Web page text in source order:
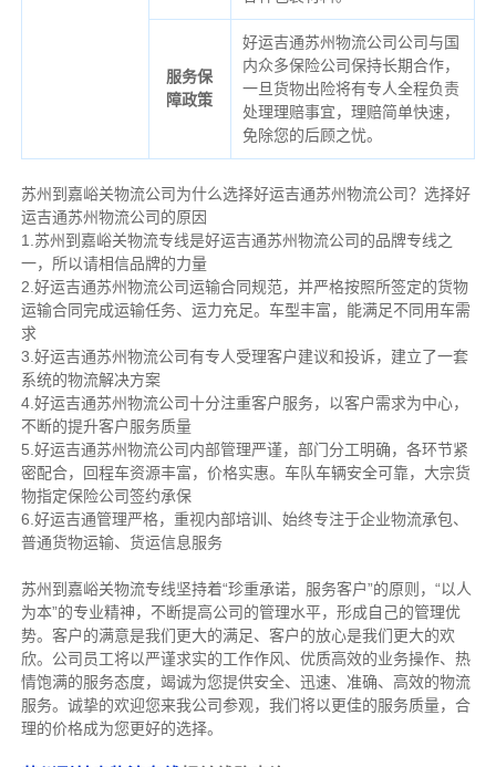
服务保
障政策
好运吉通苏州物流公司公司与国
内众多保险公司保持长期合作，
一旦货物出险将有专人全程负责
处理理赔事宜，理赔简单快速，
免除您的后顾之忧。
苏州到嘉峪关物流公司为什么选择好运吉通苏州物流公司？选择好
运吉通苏州物流公司的原因
1.苏州到嘉峪关物流专线是好运吉通苏州物流公司的品牌专线之
一，所以请相信品牌的力量
2.好运吉通苏州物流公司运输合同规范，并严格按照所签定的货物
运输合同完成运输任务、运力充足。车型丰富，能满足不同用车需
求
3.好运吉通苏州物流公司有专人受理客户建议和投诉，建立了一套
系统的物流解决方案
4.好运吉通苏州物流公司十分注重客户服务，以客户需求为中心，
不断的提升客户服务质量
5.好运吉通苏州物流公司内部管理严谨，部门分工明确，各环节紧
密配合，回程车资源丰富，价格实惠。车队车辆安全可靠，大宗货
物指定保险公司签约承保
6.好运吉通管理严格，重视内部培训、始终专注于企业物流承包、
普通货物运输、货运信息服务
苏州到嘉峪关物流专线坚持着“珍重承诺，服务客户”的原则，“以人
为本”的专业精神，不断提高公司的管理水平，形成自己的管理优
势。客户的满意是我们更大的满足、客户的放心是我们更大的欢
欣。公司员工将以严谨求实的工作作风、优质高效的业务操作、热
情饱满的服务态度，竭诚为您提供安全、迅速、准确、高效的物流
服务。诚挚的欢迎您来我公司参观，我们将以更佳的服务质量，合
理的价格成为您更好的选择。